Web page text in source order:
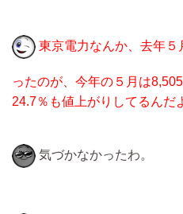
東京電力なんか、去年
ったのが、今年の５月は
24.7％も値上がりしてるんだ
気づかなかったわ。